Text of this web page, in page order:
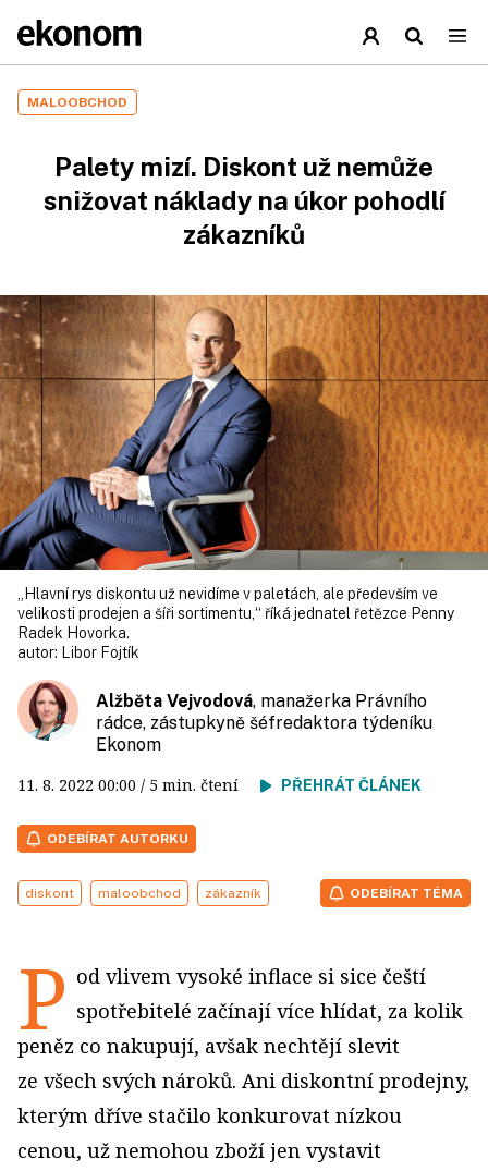
MALOOBCHOD
Palety mizí. Diskont už nemůže
snižovat náklady na úkor pohodlí
zákazníků
„Hlavní rys diskontu už nevidíme v paletách, ale především ve
velikosti prodejen a šíři sortimentu,“ říká jednatel řetězce Penny
Radek Hovorka.
autor:
Libor Fojtík
Alžběta Vejvodová, manažerka Právního
rádce, zástupkyně šéfredaktora týdeníku
Ekonom
11. 8. 2022 00:00 / 5 min. čtení PŘEHRÁT ČLÁNEK
ODEBÍRAT AUTORKU
diskont maloobchod zákazník ODEBÍRAT TÉMA
P od vlivem vysoké inflace si sice čeští
spotřebitelé začínají více hlídat, za kolik
peněz co nakupují, avšak nechtějí slevit
ze všech svých nároků. Ani diskontní prodejny,
kterým dříve stačilo konkurovat nízkou
cenou, už nemohou zboží jen vystavit